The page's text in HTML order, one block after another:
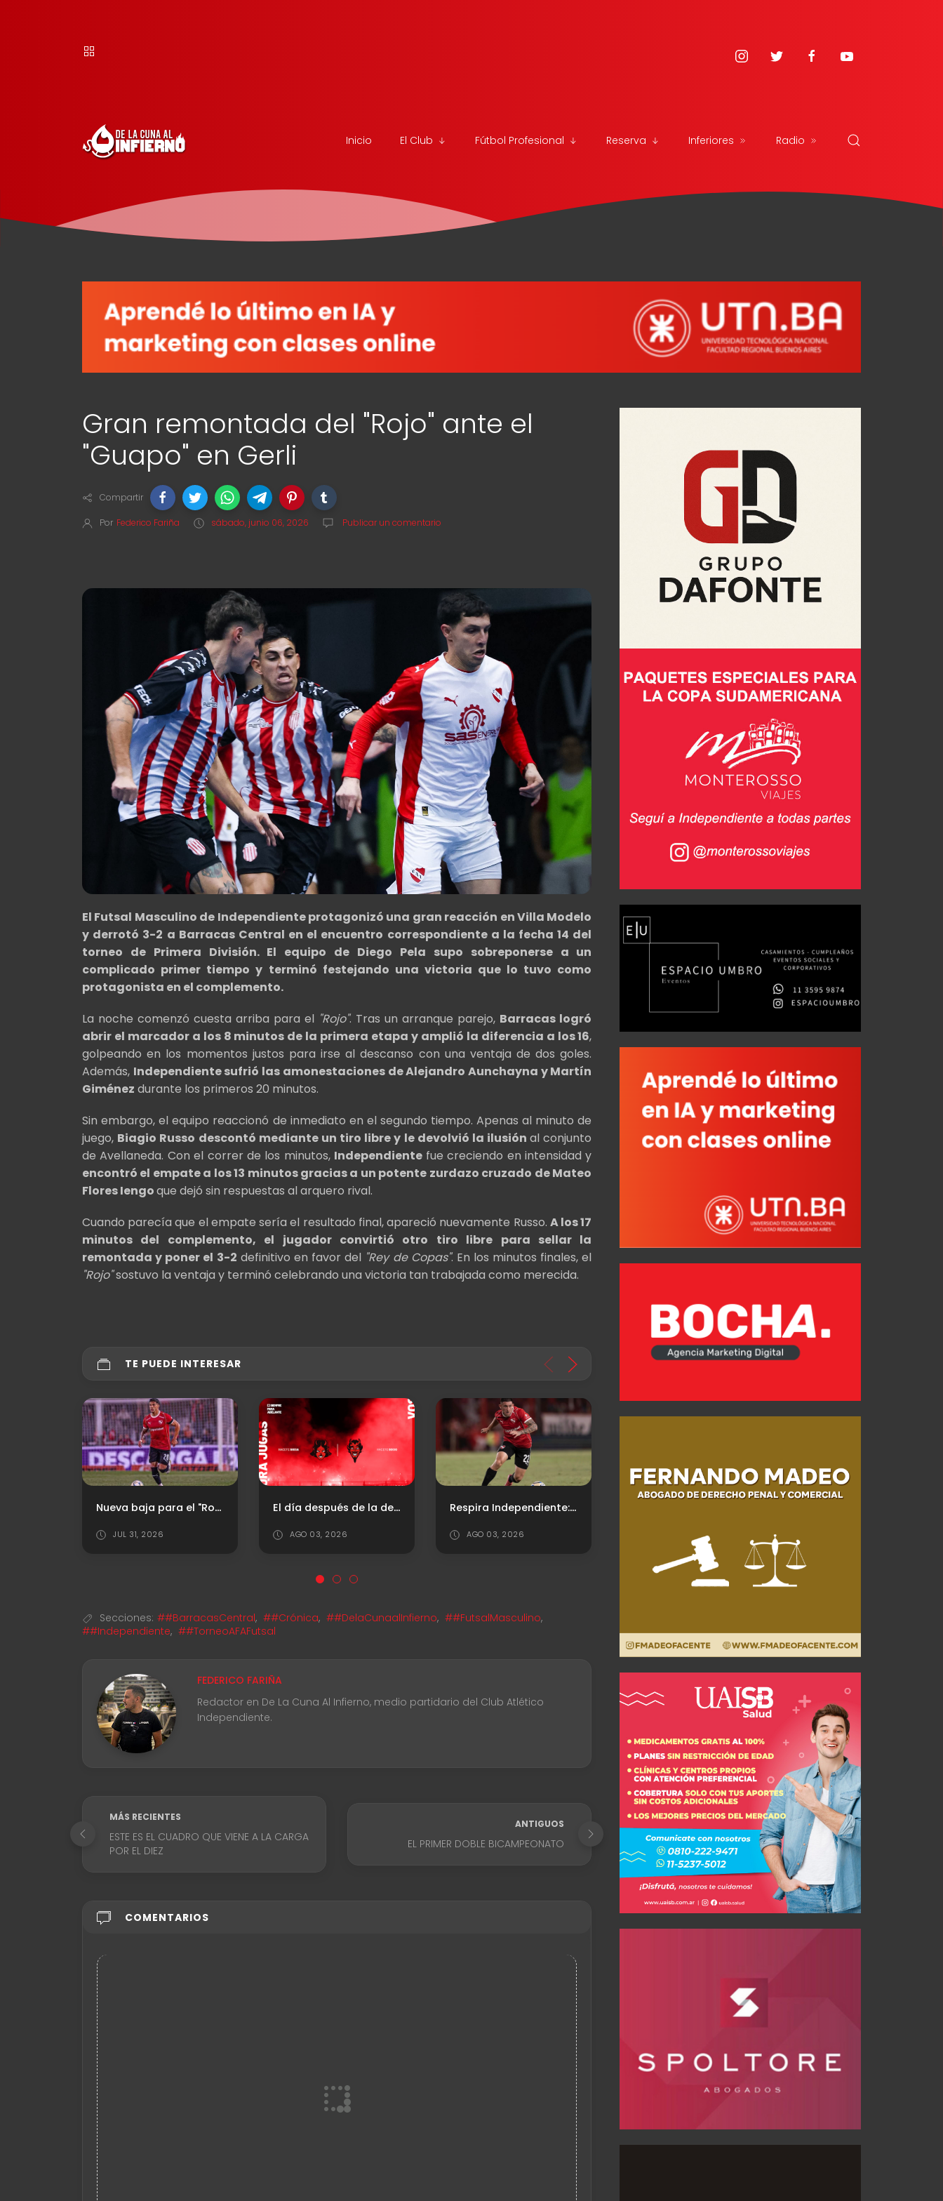
Inicio El Club Fútbol Profesional Reserva Inferiores Radio
Gran remontada del "Rojo" ante el
"Guapo" en Gerli
Compartir
Por Federico Fariña sábado, junio 06, 2026 Publicar un comentario
El Futsal Masculino de Independiente protagonizó una gran reacción en Villa Modelo
y derrotó 3-2 a Barracas Central en el encuentro correspondiente a la fecha 14 del
torneo de Primera División. El equipo de Diego Pela supo sobreponerse a un
complicado primer tiempo y terminó festejando una victoria que lo tuvo como
protagonista en el complemento.
La noche comenzó cuesta arriba para el "Rojo". Tras un arranque parejo, Barracas logró
abrir el marcador a los 8 minutos de la primera etapa y amplió la diferencia a los 16,
golpeando en los momentos justos para irse al descanso con una ventaja de dos goles.
Además, Independiente sufrió las amonestaciones de Alejandro Aunchayna y Martín
Giménez durante los primeros 20 minutos.
Sin embargo, el equipo reaccionó de inmediato en el segundo tiempo. Apenas al minuto de
juego, Biagio Russo descontó mediante un tiro libre y le devolvió la ilusiónal conjunto
de Avellaneda. Con el correr de los minutos, Independiente fue creciendo en intensidad y
encontró el empate a los 13 minutos gracias a un potente zurdazo cruzado de Mateo
Flores Iengoque dejó sin respuestas al arquero rival.
Cuando parecía que el empate sería el resultado final, apareció nuevamente Russo. A los 17
minutos del complemento, el jugador convirtió otro tiro libre para sellar la
remontada y poner el 3-2 definitivo en favor del "Rey de Copas". En los minutos finales, el
"Rojo"sostuvo la ventaja y terminó celebrando una victoria tan trabajada como merecida.
TE PUEDE INTERESAR
AGO 03, 2026 AGO 03, 2026 AGO 03, 2026 AGO 02, 2026
Secciones: ##BarracasCentral, ##Crónica, ##DelaCunaalInfierno, ##FutsalMasculino,
##Independiente, ##TorneoAFAFutsal
FEDERICO FARIÑA
Redactor en De La Cuna Al Infierno, medio partidario del Club Atlético
Independiente.
MÁS RECIENTES
ESTE ES EL CUADRO QUE VIENE A LA CARGA
POR EL DIEZ
ANTIGUOS
EL PRIMER DOBLE BICAMPEONATO
COMENTARIOS